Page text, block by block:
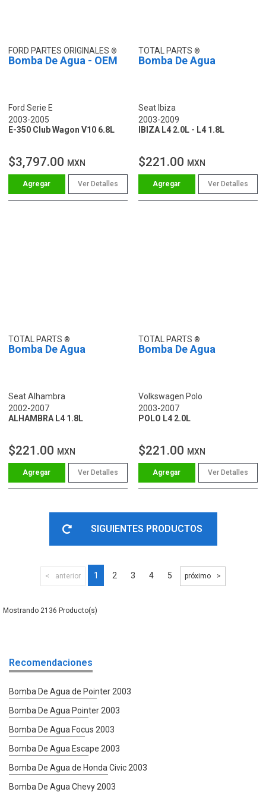
FORD PARTES ORIGINALES
Bomba De Agua - OEM
Ford Serie E
2003-2005
E-350 Club Wagon V10 6.8L
$3,797.00 MXN
Ver Detalles
TOTAL PARTS
Bomba De Agua
Seat Ibiza
2003-2009
IBIZA L4 2.0L - L4 1.8L
$221.00 MXN
Ver Detalles
TOTAL PARTS
Bomba De Agua
Seat Alhambra
2002-2007
ALHAMBRA L4 1.8L
$221.00 MXN
Ver Detalles
TOTAL PARTS
Bomba De Agua
Volkswagen Polo
2003-2007
POLO L4 2.0L
$221.00 MXN
Ver Detalles
SIGUIENTES PRODUCTOS
anterior 1 2 3 4 5 próximo
2136
Recomendaciones
Bomba De Agua de Pointer 2003
Bomba De Agua Pointer 2003
Bomba De Agua Focus 2003
Bomba De Agua Escape 2003
Bomba De Agua de Honda Civic 2003
Bomba De Agua Chevy 2003